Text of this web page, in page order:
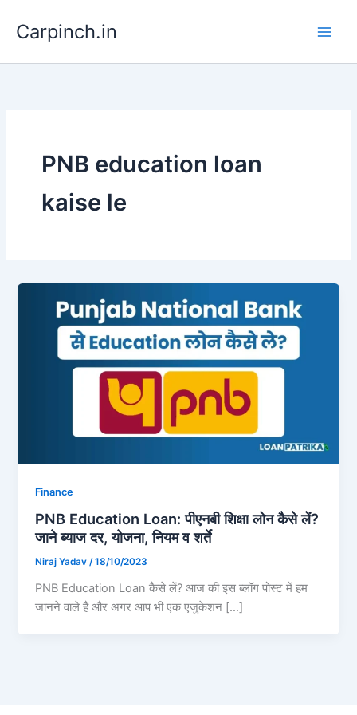
Carpinch.in
PNB education loan
kaise le
Finance
PNB Education Loan: पीएनबी शिक्षा लोन कैसे लें?
जाने ब्याज दर, योजना, नियम व शर्ते
Niraj Yadav/18/10/2023
PNB Education Loan कैसे लें? आज की इस ब्लॉग पोस्ट में हम
जानने वाले है और अगर आप भी एक एजुकेशन […]